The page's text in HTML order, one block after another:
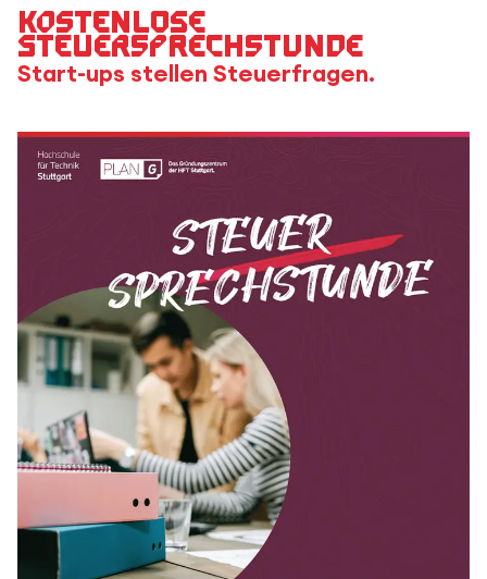
Kostenlose
Steuersprechstunde
Start-ups stellen Steuerfragen.